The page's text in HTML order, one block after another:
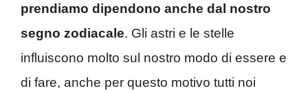
prendiamo dipendono anche dal nostro
segno zodiacale. Gli astri e le stelle
influiscono molto sul nostro modo di essere e
di fare, anche per questo motivo tutti noi